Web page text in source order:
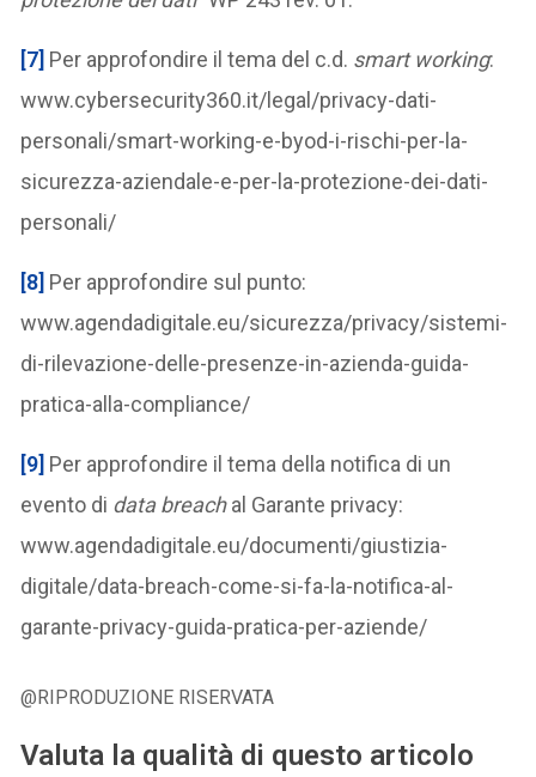
[7] Per approfondire il tema del c.d. smart working:
www.cybersecurity360.it/legal/privacy-dati-
personali/smart-working-e-byod-i-rischi-per-la-
sicurezza-aziendale-e-per-la-protezione-dei-dati-
personali/
[8] Per approfondire sul punto:
www.agendadigitale.eu/sicurezza/privacy/sistemi-
di-rilevazione-delle-presenze-in-azienda-guida-
pratica-alla-compliance/
[9] Per approfondire il tema della notifica di un
evento di data breachal Garante privacy:
www.agendadigitale.eu/documenti/giustizia-
digitale/data-breach-come-si-fa-la-notifica-al-
garante-privacy-guida-pratica-per-aziende/
@RIPRODUZIONE RISERVATA
Valuta la qualità di questo articolo